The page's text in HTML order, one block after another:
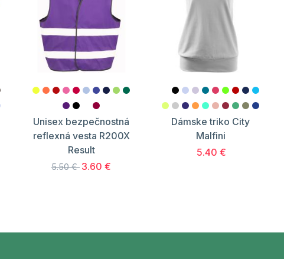
Unisex bezpečnostná
reflexná vesta R200X
Result
5.50 € 3.60 €
Dámske triko City
Malfini
5.40 €